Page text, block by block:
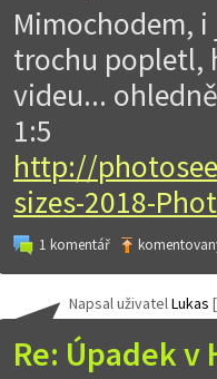
Mimochodem,
trochu popletl,
videu...
1:5
http://
sizes-2018-
1 komentář
Re: Úpadek
Napsal uživatelLukas [